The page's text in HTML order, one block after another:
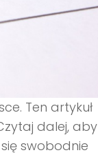
Ten artykuł
dalej, aby
swobodnie